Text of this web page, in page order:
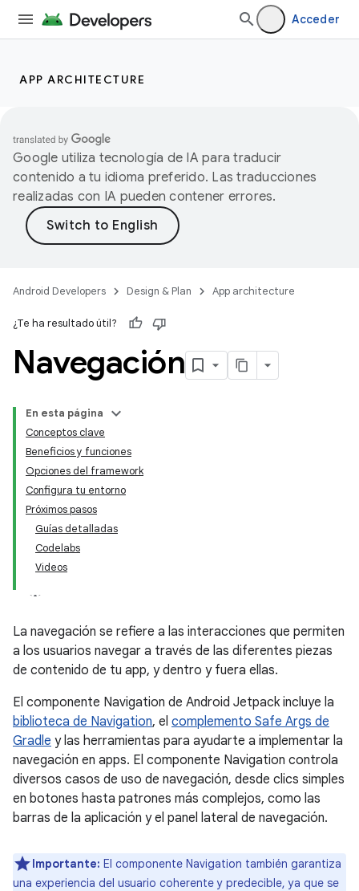
Acceder
APP ARCHITECTURE
Google utiliza tecnología de IA para traducir
contenido a tu idioma preferido. Las traducciones
realizadas con IA pueden contener errores.
Android Developers Design & Plan App architecture
¿Te ha resultado útil?
Navegación
En esta página
Conceptos clave
Beneficios y funciones
Opciones del framework
Configura tu entorno
Próximos pasos
Guías detalladas
Codelabs
Videos
La navegación se refiere a las interacciones que permiten
a los usuarios navegar a través de las diferentes piezas
de contenido de tu app, y dentro y fuera ellas.
El componente Navigation de Android Jetpack incluye la
biblioteca de Navigation, el complemento Safe Args de
Gradle y las herramientas para ayudarte a implementar la
navegación en apps. El componente Navigation controla
diversos casos de uso de navegación, desde clics simples
en botones hasta patrones más complejos, como las
barras de la aplicación y el panel lateral de navegación.
Importante: El componente Navigation también garantiza
una experiencia del usuario coherente y predecible, ya que se